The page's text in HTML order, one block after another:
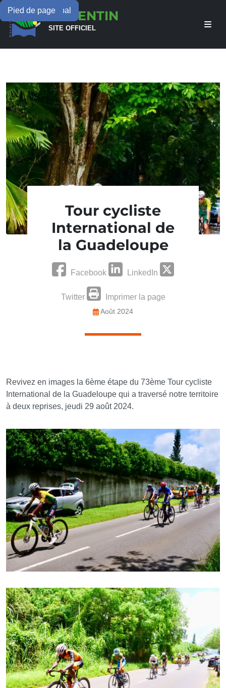
Menu principal
Contenu principal
Pied de pageLAMENTIN
SITE OFFICIEL
Tour cycliste
International de
la Guadeloupe
Facebook LinkedIn
Twitter Imprimer la page
Août 2024
Revivez en images la 6ème étape du 73ème Tour cycliste
International de la Guadeloupe qui a traversé notre territoire
à deux reprises, jeudi 29 août 2024.